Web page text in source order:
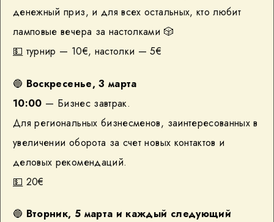
денежный приз, и для всех остальных, кто любит
ламповые вечера за настолками 🎲
💵 турнир — 10€, настолки — 5€
🔵 Воскресенье, 3 марта
10:00 — Бизнес завтрак.
Для региональных бизнесменов, заинтересованных в
увеличении оборота за счет новых контактов и
деловых рекомендаций.
💵 20€
🔵 Вторник, 5 марта и каждый следующий